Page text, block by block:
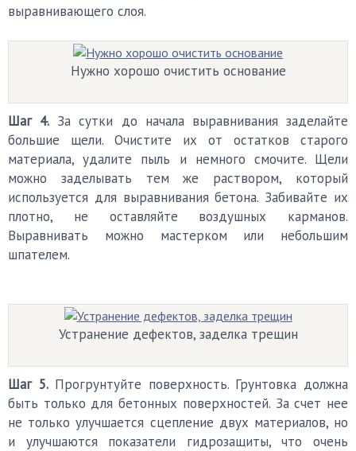
выравнивающего слоя.
Нужно хорошо очистить основание
Шаг 4. За сутки до начала выравнивания заделайте
большие щели. Очистите их от остатков старого
материала, удалите пыль и немного смочите. Щели
можно заделывать тем же раствором, который
используется для выравнивания бетона. Забивайте их
плотно, не оставляйте воздушных карманов.
Выравнивать можно мастерком или небольшим
шпателем.
Устранение дефектов, заделка трещин
Шаг 5.Прогрунтуйте поверхность. Грунтовка должна
быть только для бетонных поверхностей. За счет нее
не только улучшается сцепление двух материалов, но
и улучшаются показатели гидрозащиты, что очень